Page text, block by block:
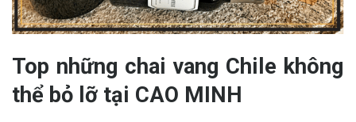
Top những chai vang Chile không
thể bỏ lỡ tại CAO MINH